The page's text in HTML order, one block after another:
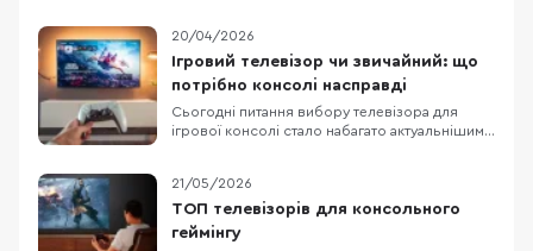
20/04/2026
Ігровий телевізор чи звичайний: що
потрібно консолі насправді
Сьогодні питання вибору телевізора для
ігрової консолі стало набагато актуальнішим,
Гц, VRR та ALLM, а виробники телевізорів
активно просувають це як аргумент для
покупки. На цьому тлі легко вирішити, що без
21/05/2026
ТОП телевізорів для консольного
геймінгу